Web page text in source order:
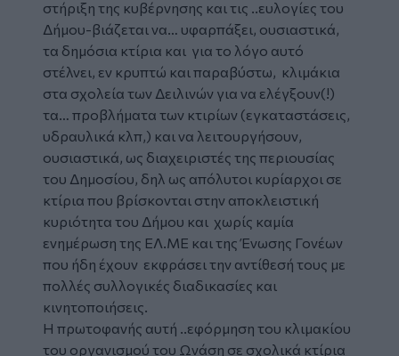
στήριξη της κυβέρνησης και τις ..ευλογίες του
Δήμου-βιάζεται να… υφαρπάξει, ουσιαστικά,
τα δημόσια κτίρια και για το λόγο αυτό
στέλνει, εν κρυπτώ και παραβύστω, κλιμάκια
στα σχολεία των Δειλινών για να ελέγξουν(!)
τα… προβλήματα των κτιρίων (εγκαταστάσεις,
υδραυλικά κλπ,) και να λειτουργήσουν,
ουσιαστικά, ως διαχειριστές της περιουσίας
του Δημοσίου, δηλ ως απόλυτοι κυρίαρχοι σε
κτίρια που βρίσκονται στην αποκλειστική
κυριότητα του Δήμου και χωρίς καμία
ενημέρωση της ΕΛ.ΜΕ και της Ένωσης Γονέων
που ήδη έχουν εκφράσει την αντίθεσή τους με
πολλές συλλογικές διαδικασίες και
κινητοποιήσεις.
Η πρωτοφανής αυτή ..εφόρμηση του κλιμακίου
του οργανισμού του Ωνάση σε σχολικά κτίρια